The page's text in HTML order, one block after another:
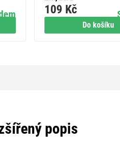
Do košíku
109 Kč
popis